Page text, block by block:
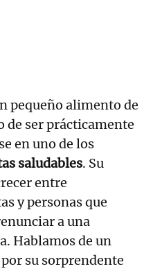
pequeño alimento de
de ser prácticamente
en uno de los
saludables. Su
entre
y personas que
a una
Hablamos de un
su sorprendente